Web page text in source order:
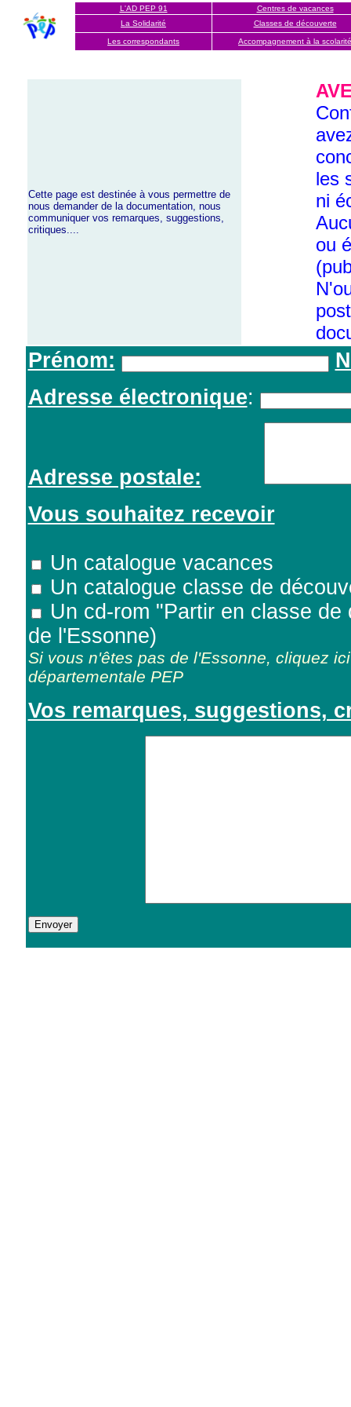
L'AD PEP 91
Centres de vacances
La Solidarité
Classes de découverte
Les correspondants Accompagnement à la scolarité
Cette page est destinée à vous permettre de
nous demander de la documentation, nous
communiquer vos remarques, suggestions,
critiques....
les
ni
ou
Prénom:
Adresse électronique:
Adresse postale:
Vous souhaitez recevoir
Un catalogue vacances
Un catalogue classe de
Un cd-rom "Partir en classe
de l'Essonne)
Si vous n'êtes pas de l'Essonne, cliquez
départementale PEP
Vos remarques, suggestions,